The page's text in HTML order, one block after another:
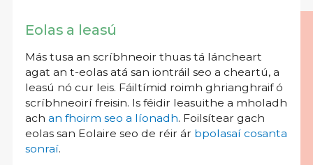
Eolas a leasú
Más tusa an scríbhneoir thuas tá láncheart
agat an t-eolas atá san iontráil seo a cheartú, a
leasú nó cur leis. Fáiltímid roimh ghrianghraif ó
scríbhneoirí freisin. Is féidir leasuithe a mholadh
ach an fhoirm seo a líonadh. Foilsítear gach
eolas san Eolaire seo de réir ár bpolasaí cosanta
sonraí.